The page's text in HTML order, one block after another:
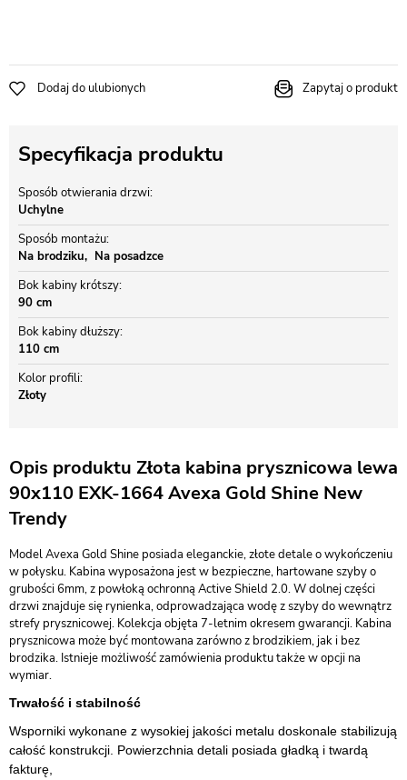
Dodaj do ulubionych Zapytaj o produkt
Specyfikacja produktu
Sposób otwierania drzwi
Uchylne
Sposób montażu
Na brodziku
Na posadzce
Bok kabiny krótszy
90 cm
Bok kabiny dłuższy
110 cm
Kolor profili
Złoty
Opis produktu Złota kabina prysznicowa lewa
90x110 EXK-1664 Avexa Gold Shine New
Trendy
Model Avexa Gold Shine posiada eleganckie, złote detale o wykończeniu
w połysku. Kabina wyposażona jest w bezpieczne, hartowane szyby o
grubości 6mm, z powłoką ochronną Active Shield 2.0. W dolnej części
drzwi znajduje się rynienka, odprowadzająca wodę z szyby do wewnątrz
strefy prysznicowej. Kolekcja objęta 7-letnim okresem gwarancji. Kabina
prysznicowa może być montowana zarówno z brodzikiem, jak i bez
brodzika. Istnieje możliwość zamówienia produktu także w opcji na
wymiar.
Trwałość i stabilność
Wsporniki wykonane z wysokiej jakości metalu doskonale stabilizują
całość konstrukcji. Powierzchnia detali posiada gładką i twardą
fakturę,